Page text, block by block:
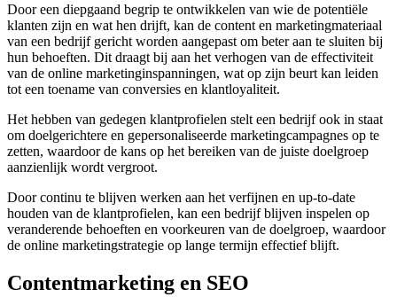
Door een diepgaand begrip te ontwikkelen van wie de potentiële
klanten zijn en wat hen drijft, kan de content en marketingmateriaal
van een bedrijf gericht worden aangepast om beter aan te sluiten bij
hun behoeften. Dit draagt bij aan het verhogen van de effectiviteit
van de online marketinginspanningen, wat op zijn beurt kan leiden
tot een toename van conversies en klantloyaliteit.
Het hebben van gedegen klantprofielen stelt een bedrijf ook in staat
om doelgerichtere en gepersonaliseerde marketingcampagnes op te
zetten, waardoor de kans op het bereiken van de juiste doelgroep
aanzienlijk wordt vergroot.
Door continu te blijven werken aan het verfijnen en up-to-date
houden van de klantprofielen, kan een bedrijf blijven inspelen op
veranderende behoeften en voorkeuren van de doelgroep, waardoor
de online marketingstrategie op lange termijn effectief blijft.
Contentmarketing en SEO